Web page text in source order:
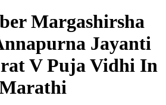
Margashirsha
Jayanti
V Puja Vidhi In